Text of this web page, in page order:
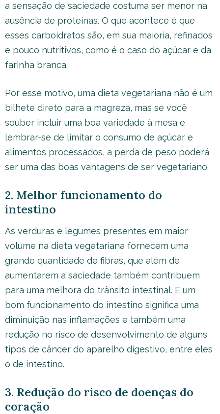
a sensação de saciedade costuma ser menor na
ausência de proteínas. O que acontece é que
esses carboidratos são, em sua maioria, refinados
e pouco nutritivos, como é o caso do açúcar e da
farinha branca.
Por esse motivo, uma dieta vegetariana não é um
bilhete direto para a magreza, mas se você
souber incluir uma boa variedade à mesa e
lembrar-se de limitar o consumo de açúcar e
alimentos processados, a perda de peso poderá
ser uma das boas vantagens de ser vegetariano.
2. Melhor funcionamento do
intestino
As verduras e legumes presentes em maior
volume na dieta vegetariana fornecem uma
grande quantidade de fibras, que além de
aumentarem a saciedade também contribuem
para uma melhora do trânsito intestinal. E um
bom funcionamento do intestino significa uma
diminuição nas inflamações e também uma
redução no risco de desenvolvimento de alguns
tipos de câncer do aparelho digestivo, entre eles
o de intestino.
3. Redução do risco de doenças do
coração